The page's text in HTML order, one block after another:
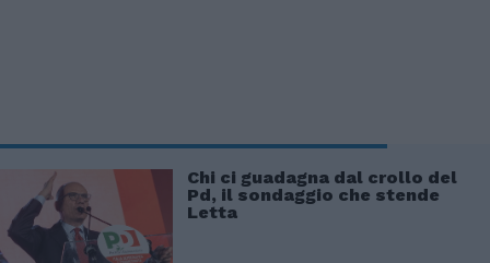
Chi ci guadagna dal crollo del
Pd, il sondaggio che stende
Letta